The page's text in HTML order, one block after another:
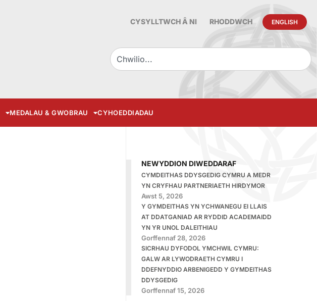
CYSYLLTWCH Â NI RHODDWCH ENGLISH
MEDALAU & GWOBRAU CYHOEDDIADAU
NEWYDDION DIWEDDARAF
CYMDEITHAS DDYSGEDIG CYMRU A MEDR
YN CRYFHAU PARTNERIAETH HIRDYMOR
Awst 5, 2026
Y GYMDEITHAS YN YCHWANEGU EI LLAIS
AT DDATGANIAD AR RYDDID ACADEMAIDD
YN YR UNOL DALEITHIAU
Gorffennaf 28, 2026
SICRHAU DYFODOL YMCHWIL CYMRU:
GALW AR LYWODRAETH CYMRU I
DDEFNYDDIO ARBENIGEDD Y GYMDEITHAS
DDYSGEDIG
Gorffennaf 15, 2026